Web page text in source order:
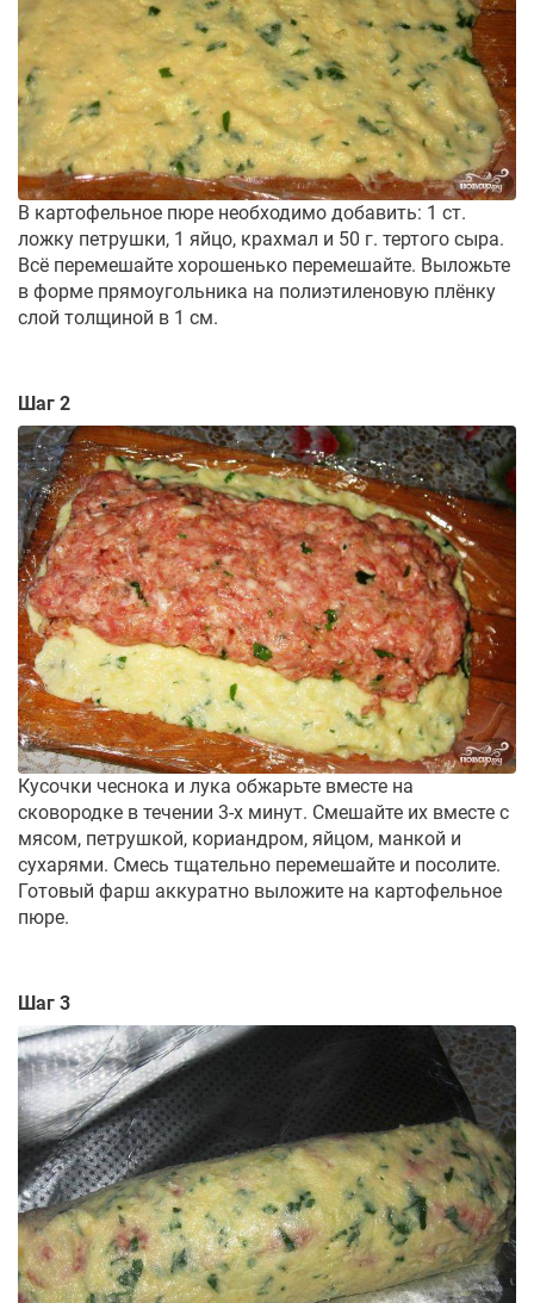
В картофельное пюре необходимо добавить: 1 ст.
ложку петрушки, 1 яйцо, крахмал и 50 г. тертого сыра.
Всё перемешайте хорошенько перемешайте. Выложьте
в форме прямоугольника на полиэтиленовую плёнку
слой толщиной в 1 см.
Шаг 2
Кусочки чеснока и лука обжарьте вместе на
сковородке в течении 3-х минут. Смешайте их вместе с
мясом, петрушкой, кориандром, яйцом, манкой и
сухарями. Смесь тщательно перемешайте и посолите.
Готовый фарш аккуратно выложите на картофельное
пюре.
Шаг 3